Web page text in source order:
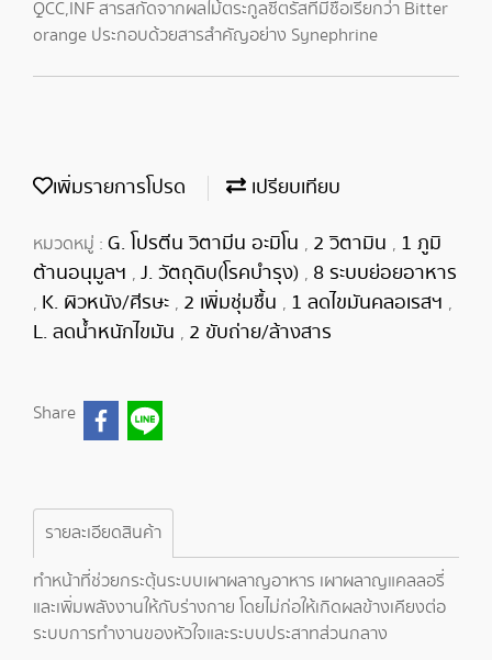
QCC,INF สารสกัดจากผลไม้ตระกูลซีตรัสที่มีชื่อเรียกว่า Bitter
orange ประกอบด้วยสารสำคัญอย่าง Synephrine
เพิ่มรายการโปรด เปรียบเทียบ
หมวดหมู่ : G. โปรตีน วิตามีน อะมิโน , 2 วิตามิน , 1 ภูมิ
ต้านอนุมูลฯ , J. วัตถุดิบ(โรคบำรุง) , 8 ระบบย่อยอาหาร
, K. ผิวหนัง/ศีรษะ , 2 เพิ่มชุ่มชื้น , 1 ลดไขมันคลอเรสฯ ,
L. ลดน้ำหนักไขมัน , 2 ขับถ่าย/ล้างสาร
Share
รายละเอียดสินค้า
ทำหน้าที่ช่วยกระตุ้นระบบเผาผลาญอาหาร เผาผลาญแคลลอรี่
และเพิ่มพลังงานให้กับร่างกาย โดยไม่ก่อให้เกิดผลข้างเคียงต่อ
ระบบการทำงานของหัวใจและระบบประสาทส่วนกลาง